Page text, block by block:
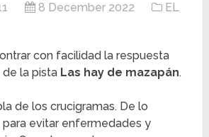
8 December 2022
EL
con facilidad la respuesta
la pista Las hay de mazapán.
de los crucigramas. De lo
para evitar enfermedades y